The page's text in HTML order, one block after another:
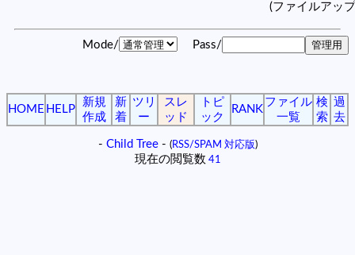
(ファイルアッ
Mode/ Pass/
HOME HELP
新規
作成
新
着
ツリ
ー
スレ
ッド
トピ
ック
RANK
ファイル
一覧
検
索
過
去
- Child Tree- (RSS/SPAM 対応版)
現在の閲覧数 41